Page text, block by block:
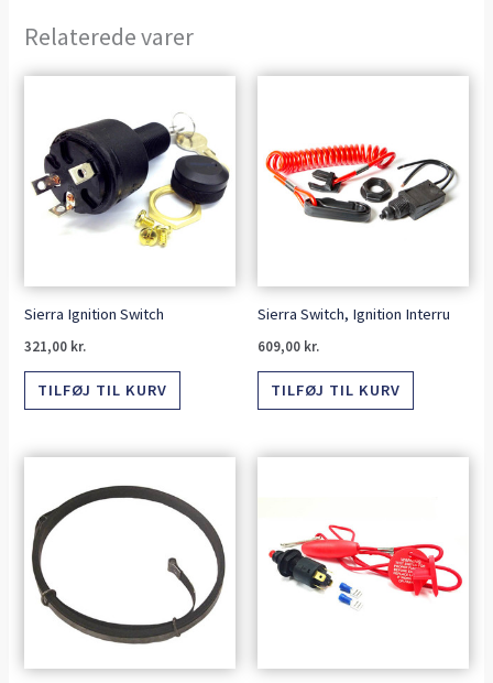
Relaterede varer
Sierra Ignition Switch
321,00 kr.
TILFØJ TIL KURV
Sierra Switch, Ignition Interru
609,00 kr.
TILFØJ TIL KURV